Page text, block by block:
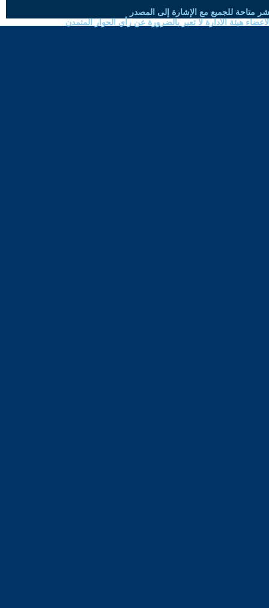
متاحة للجميع مع الإشارة إلى المصدر
هيئة الادارة لا تعبر بالضرورة عن رأي الحوار المتمدن